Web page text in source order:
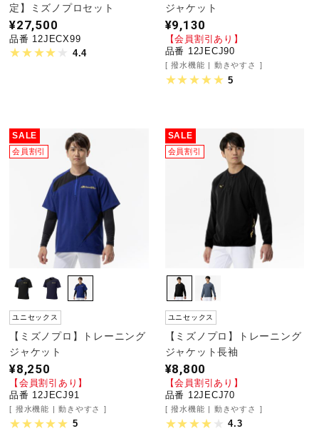
アウトドア／レイン
健康／エクササイズ
ジュニア／キッズ
メディカル
コラボ／ライセンス
セール
その他
定】ミズノプロセット
¥27,500
品番 12JECX99
4.4
ジャケット
¥9,130
【会員割引あり】
品番 12JECJ90
撥水機能 動きやすさ
5
SALE
会員割引
ユニセックス
【ミズノプロ】トレーニング
ジャケット
¥8,250
【会員割引あり】
品番 12JECJ91
撥水機能 動きやすさ
5
SALE
会員割引
ユニセックス
【ミズノプロ】トレーニング
ジャケット長袖
¥8,800
【会員割引あり】
品番 12JECJ70
撥水機能 動きやすさ
4.3